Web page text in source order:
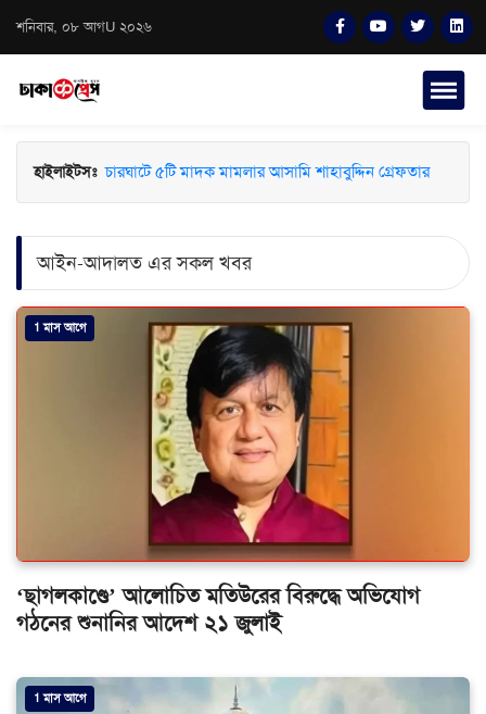
শনিবার, ০৮ আগU ২০২৬
হাইলাইটসঃ চারঘাটে ৫টি মাদক মামলার আসামি শাহাবুদ্দিন গ্রেফতার
আইন-আদালত এর সকল খবর
1 মাস আগে
‘ছাগলকাণ্ডে’ আলোচিত মতিউরের বিরুদ্ধে অভিযোগ
গঠনের শুনানির আদেশ ২১ জুলাই
1 মাস আগে